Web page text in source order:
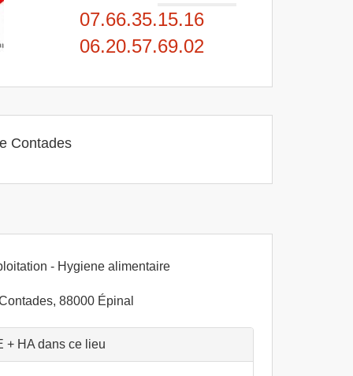
07.66.35.15.16
06.20.57.69.02
Contades
- Hygiene alimentaire
88000 Épinal
+ HA dans ce lieu